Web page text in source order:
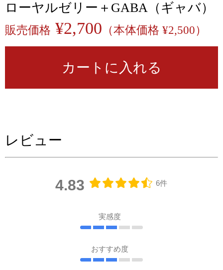
ローヤルゼリー＋GABA（ギャバ）
販売価格 ¥2,700 （本体価格 ¥2,500）
カートに入れる
レビュー
4.83 6件
実感度
おすすめ度